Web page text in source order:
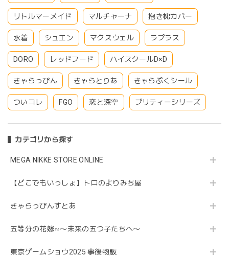
リトルマーメイド マルチャーナ 抱き枕カバー
水着 シュエン マクスウェル ラプラス
DORO レッドフード ハイスクールD×D
きゃらっぴん きゃらとりあ きゃらぷくシール
ついコレ FGO 恋と深空 プリティーシリーズ
カテゴリから探す
MEGA NIKKE STORE ONLINE
【どこでもいっしょ】トロのよりみち屋
きゃらっぴんすとあ
五等分の花嫁∽〜未来の五つ子たちへ〜
東京ゲームショウ2025 事後物販